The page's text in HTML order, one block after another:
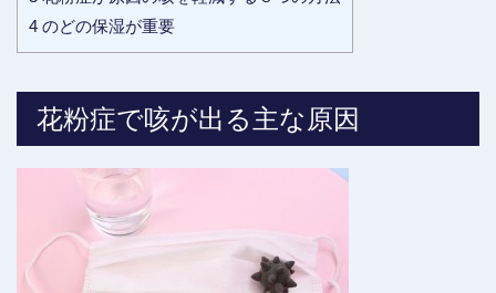
4 のどの保湿が重要
花粉症で咳が出る主な原因